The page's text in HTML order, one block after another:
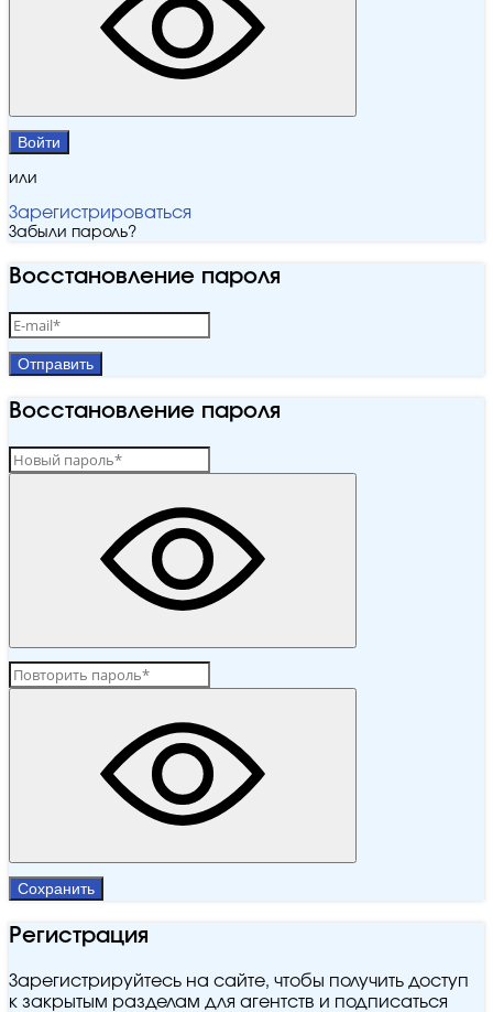
Войти
или
Зарегистрироваться
Забыли пароль?
Восстановление пароля
Отправить
Восстановление пароля
Сохранить
Регистрация
Зарегистрируйтесь на сайте, чтобы получить доступ
к закрытым разделам для агентств и подписаться